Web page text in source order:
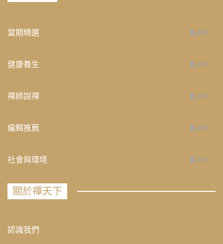
當期精選 658
健康養生 276
禪師說禪 267
編輯推薦 236
社會與環境 235
關於禪天下
認識我們